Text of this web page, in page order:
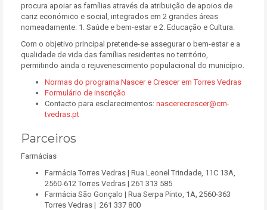
procura apoiar as famílias através da atribuição de apoios de
cariz económico e social, integrados em 2 grandes áreas
nomeadamente: 1. Saúde e bem-estar e 2. Educação e Cultura.
Com o objetivo principal pretende-se assegurar o bem-estar e a
qualidade de vida das famílias residentes no território,
permitindo ainda o rejuvenescimento populacional do município.
Normas do programa Nascer e Crescer em Torres Vedras
Formulário de inscrição
Contacto para esclarecimentos: nascerecrescer@cm-
tvedras.pt
Parceiros
Farmácias
Farmácia Torres Vedras | Rua Leonel Trindade, 11C 13A,
2560-612 Torres Vedras | 261 313 585
Farmácia São Gonçalo | Rua Serpa Pinto, 1A, 2560-363
Torres Vedras | 261 337 800